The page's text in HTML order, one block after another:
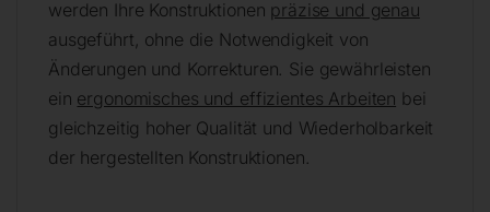
werden Ihre Konstruktionen präzise und genau
ausgeführt, ohne die Notwendigkeit von
Änderungen und Korrekturen. Sie gewährleisten
ein ergonomisches und effizientes Arbeiten bei
gleichzeitig hoher Qualität und Wiederholbarkeit
der hergestellten Konstruktionen.